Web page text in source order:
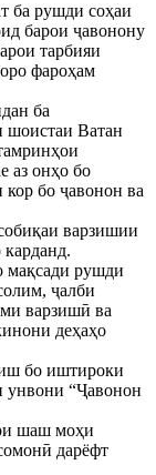
ба рушди соҳаи
барои ҷавонону
тарбияи
фароҳам
ба
шоистаи Ватан
аз онҳо бо
бо ҷавонон ва
варзишии
карданд.
мақсади рушди
ҷалби
варзишӣ ва
деҳаҳо
бо иштироки
унвони “Ҷавонон
шаш моҳи
дарёфт